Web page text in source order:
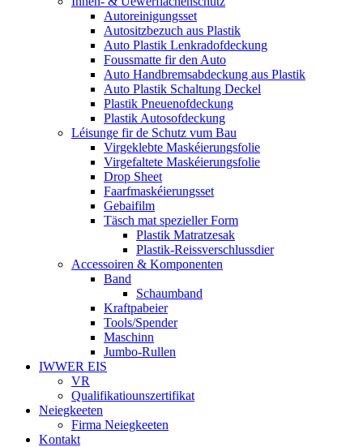
Autoreinigungsset
Autositzbezuch aus Plastik
Auto Plastik Lenkradofdeckung
Foussmatte fir den Auto
Auto Handbremsabdeckung aus Plastik
Auto Plastik Schaltung Deckel
Plastik Pneuenofdeckung
Plastik Autosofdeckung
Léisunge fir de Schutz vum Bau
Virgeklebte Maskéierungsfolie
Virgefaltete Maskéierungsfolie
Drop Sheet
Faarfmaskéierungsset
Gebaifilm
Täsch mat spezieller Form
Plastik Matratzesak
Plastik-Reissverschlussdier
Accessoiren & Komponenten
Band
Schaumband
Kraftpabeier
Tools/Spender
Maschinn
Jumbo-Rullen
IWWER EIS
VR
Qualifikatiounszertifikat
Neiegkeeten
Firma Neiegkeeten
Kontakt